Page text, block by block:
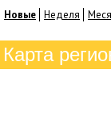
Новые Неделя
Карта